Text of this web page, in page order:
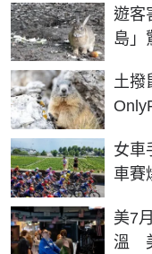
遊客
島」
土撥
女車
車賽
美7
溫